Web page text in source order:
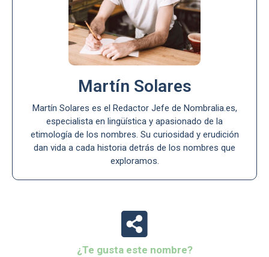
Martín Solares
Martín Solares es el Redactor Jefe de Nombralia.es,
especialista en lingüística y apasionado de la
etimología de los nombres. Su curiosidad y erudición
dan vida a cada historia detrás de los nombres que
exploramos.
¿Te gusta este nombre?